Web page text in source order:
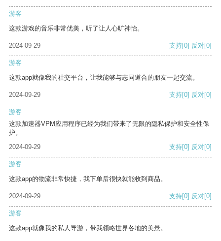
游客
这款游戏的音乐非常优美，听了让人心旷神怡。
2024-09-29 支持[0] 反对[0]
游客
这款app就像我的社交平台，让我能够与志同道合的朋友一起交流。
2024-09-29 支持[0] 反对[0]
游客
这款加速器VPM应用程序已经为我们带来了无限的隐私保护和安全性保
护。
2024-09-29
支持[0] 反对[0]
游客
这款app的物流非常快捷，我下单后很快就能收到商品。
2024-09-29 支持[0] 反对[0]
游客
这款app就像我的私人导游，带我领略世界各地的美景。